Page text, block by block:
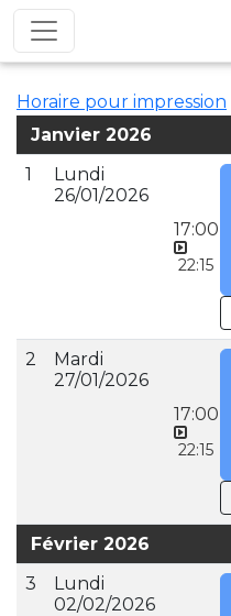
Horaire pour impression
Janvier 2026
1
Lundi
26/01/2026
17:00
22:15
2
Mardi
27/01/2026
17:00
22:15
Février 2026
3
Lundi
02/02/2026